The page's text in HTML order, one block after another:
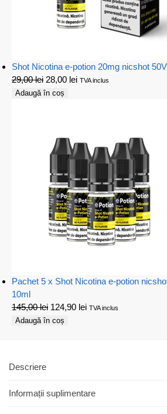
Shot Nicotina e-potion 20mg nicshot
29,00lei 28,00 lei TVA inclus
Adaugă în coș
Pachet 5 x Shot Nicotina e-potion
10ml
145,00lei 124,90 lei TVA inclus
Adaugă în coș
Descriere
Informații suplimentare